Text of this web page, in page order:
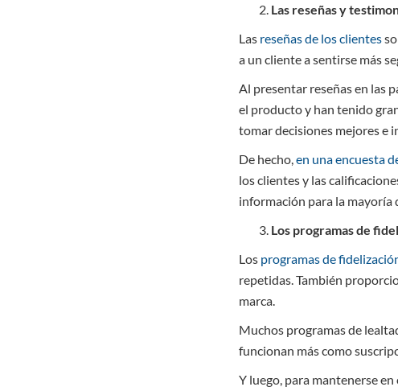
Las reseñas y
Las reseñas de los clientes
a un cliente a sentirse más
Al presentar reseñas en las
el producto y han tenido
tomar decisiones mejores e
De hecho, en una encuesta
los clientes y las
información para la mayoría
Los programas de
Los programas de
repetidas. También
marca.
Muchos programas de
funcionan más como
Y luego, para mantenerse